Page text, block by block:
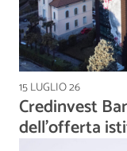
15 LUGLIO 26
Credinvest
dell’offerta